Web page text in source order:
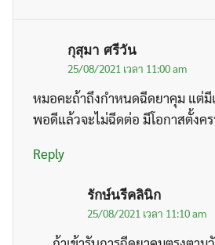
กุสุมา ศรีวัน
25/08/2021 เวลา 11:00 am
หมอคะถ้าถึงกำหนดฉีดยาคุม แต่
พอดีแล้วจะไม่ฉีดต่อ มีโอกาสตั้งค
Reply
รักษ์นรีคลินิก
25/08/2021 เวลา 11:10 am